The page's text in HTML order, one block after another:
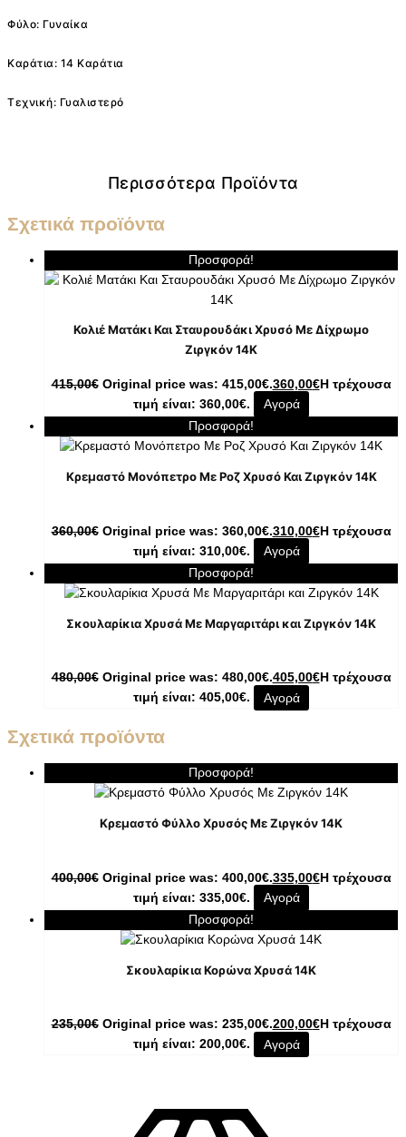
Φύλο: Γυναίκα
Καράτια: 14 Καράτια
Τεχνική: Γυαλιστερό
Περισσότερα Προϊόντα
Σχετικά προϊόντα
Προσφορά!
Κολιέ Ματάκι Και Σταυρουδάκι Χρυσό Με Δίχρωμο
Ζιργκόν 14K
415,00€ Original price was: 415,00€.360,00€Η τρέχουσα
τιμή είναι: 360,00€.
Αγορά
Προσφορά!
Κρεμαστό Μονόπετρο Με Ροζ Χρυσό Και Ζιργκόν 14K
360,00€ Original price was: 360,00€.310,00€Η τρέχουσα
τιμή είναι: 310,00€.
Αγορά
Προσφορά!
Σκουλαρίκια Χρυσά Με Μαργαριτάρι και Ζιργκόν 14K
480,00€ Original price was: 480,00€.405,00€Η τρέχουσα
τιμή είναι: 405,00€.
Αγορά
Σχετικά προϊόντα
Προσφορά!
Κρεμαστό Φύλλο Χρυσός Με Ζιργκόν 14K
400,00€ Original price was: 400,00€.335,00€Η τρέχουσα
τιμή είναι: 335,00€.
Αγορά
Προσφορά!
Σκουλαρίκια Κορώνα Χρυσά 14K
235,00€ Original price was: 235,00€.200,00€Η τρέχουσα
τιμή είναι: 200,00€.
Αγορά